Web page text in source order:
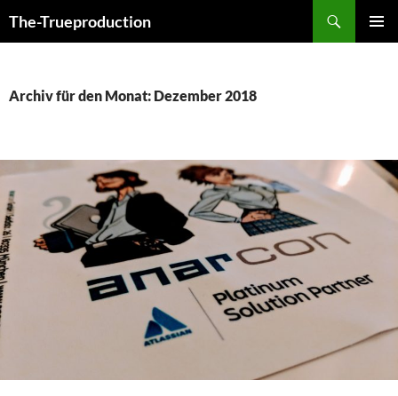
Inhalt
The-Trueproduction
Archiv für den Monat: Dezember 2018